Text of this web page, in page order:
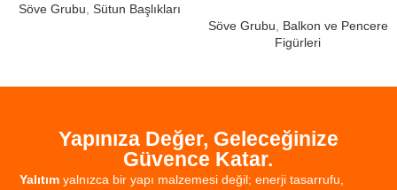
Söve Grubu Sütun Başlıkları
Söve Grubu
Balkon ve Pencere
Figürleri
Yapınıza Değer, Geleceğinize
Güvence Katar.
Yalıtım yalnızca bir yapı malzemesi değil; enerji tasarrufu,